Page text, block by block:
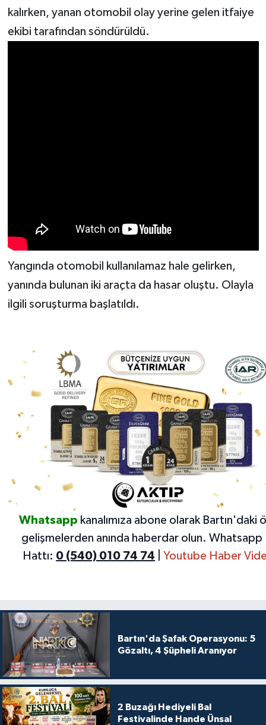
kalırken, yanan otomobil olay yerine gelen itfaiye
ekibi tarafından söndürüldü.
Yangında otomobil kullanılamaz hale gelirken,
yanında bulunan iki araçta da hasar oluştu. Olayla
ilgili soruşturma başlatıldı.
Whatsapp kanalımıza abone olarak Bartın'daki
gelişmelerden anında haberdar olun. Whatsapp
Hattı: 0 (540) 010 74 74 Youtube Haber
Bartın'da Şafak Operasyonu: 5
Gözaltı, 4 Şüpheli Aranıyor
2 Buzağı Hediyeli Bal
Festivalinde Hande Ünsal